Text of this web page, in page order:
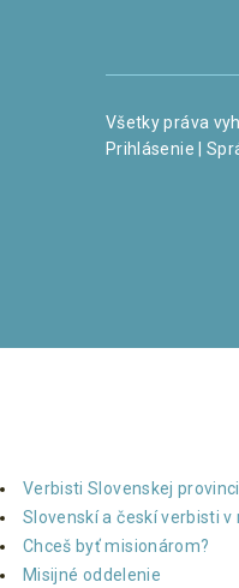
Všetky práva
Prihlásenie
|
Verbisti Slovenskej
Slovenskí a českí verbisti v
Chceš byť misionárom?
Misijné oddelenie